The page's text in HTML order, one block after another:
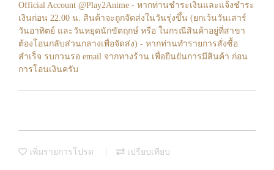
Official Account @Play2Anime - หากท่านชำระเงินและแจ้งชำระ
เงินก่อน 22.00 น. สินค้าจะถูกจัดส่งในวันรุ่งขึ้น (ยกเว้นวันเสาร์
วันอาทิตย์ และวันหยุดนักขัตฤกษ์ หรือ ในกรณีสินค้าอยู่ที่สาขา
ต้องโอนกลับส่วนกลางเพื่อจัดส่ง) - หากท่านทำรายการสั่งซื้อ
สำเร็จ รบกวนรอ email จากทางร้าน เพื่อยืนยันการมีสินค้า ก่อน
การโอนเงินครับ
เพิ่มรายการโปรด เปรียบเทียบ